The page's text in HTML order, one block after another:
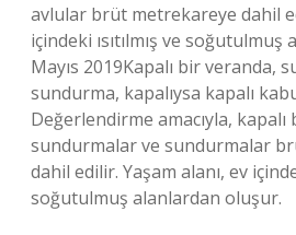
avlular brüt metrekareye dahil
içindeki ısıtılmış ve
Mayıs 2019Kapalı bir veranda,
sundurma, kapalıysa kapalı
Değerlendirme amacıyla,
sundurmalar ve sundurmalar
dahil edilir. Yaşam alanı, ev
soğutulmuş alanlardan oluşur.